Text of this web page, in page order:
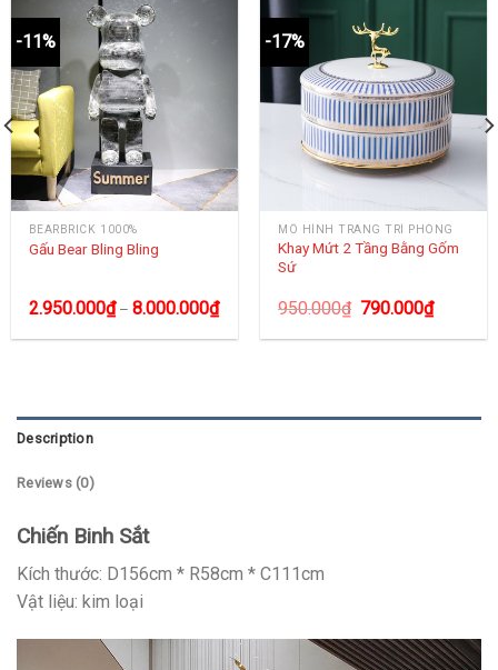
-11%
BEARBRICK 1000%
Gấu Bear Bling Bling
2.950.000₫– 8.000.000₫
-17%
MÔ HÌNH TRANG TRÍ PHÒNG
Khay Mứt 2 Tầng Bằng Gốm
Sứ
950.000₫ 790.000₫
Description
Reviews (0)
Chiến Binh Sắt
Kích thước: D156cm * R58cm * C111cm
Vật liệu: kim loại